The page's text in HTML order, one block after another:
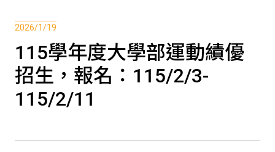
2026/1/19
115學年度大學部運動績優
招生，報名：115/2/3-
115/2/11